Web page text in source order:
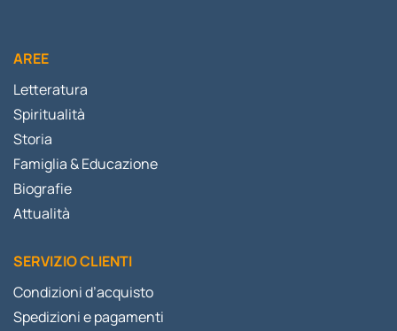
AREE
Letteratura
Spiritualità
Storia
Famiglia & Educazione
Biografie
Attualità
SERVIZIO CLIENTI
Condizioni d’acquisto
Spedizioni e pagamenti